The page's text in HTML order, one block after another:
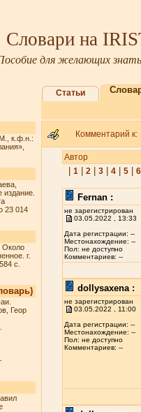
Словари на
для желающих
к.ф.н.:
издание.
23 014
Около
г.
с.
Геор
Статьи
Комментарий к:
Автор
1| 2| 3| 4| 5| 6
Fernan :
не зарегистрирован
03.05.2022 , 13:33
Дата регистрации: --
Местонахождение: --
Пол: не доступно
Комментариев: --
dollysaxena :
не зарегистрирован
03.05.2022 , 11:00
Дата регистрации: --
Местонахождение: --
Пол: не доступно
Комментариев: --